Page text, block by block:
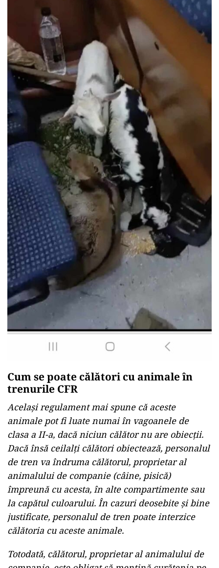
Cum se poate călători cu animale în
trenurile CFR
Același regulament mai spune că aceste
animale pot fi luate numai în vagoanele de
clasa a II-a, dacă niciun călător nu are obiecții.
Dacă însă ceilalți călători obiectează, personalul
de tren va îndruma călătorul, proprietar al
animalului de companie (câine, pisică)
împreună cu acesta, în alte compartimente sau
la capătul culoarului. În cazuri deosebite și bine
justificate, personalul de tren poate interzice
călătoria cu aceste animale.
Totodată, călătorul, proprietar al animalului de